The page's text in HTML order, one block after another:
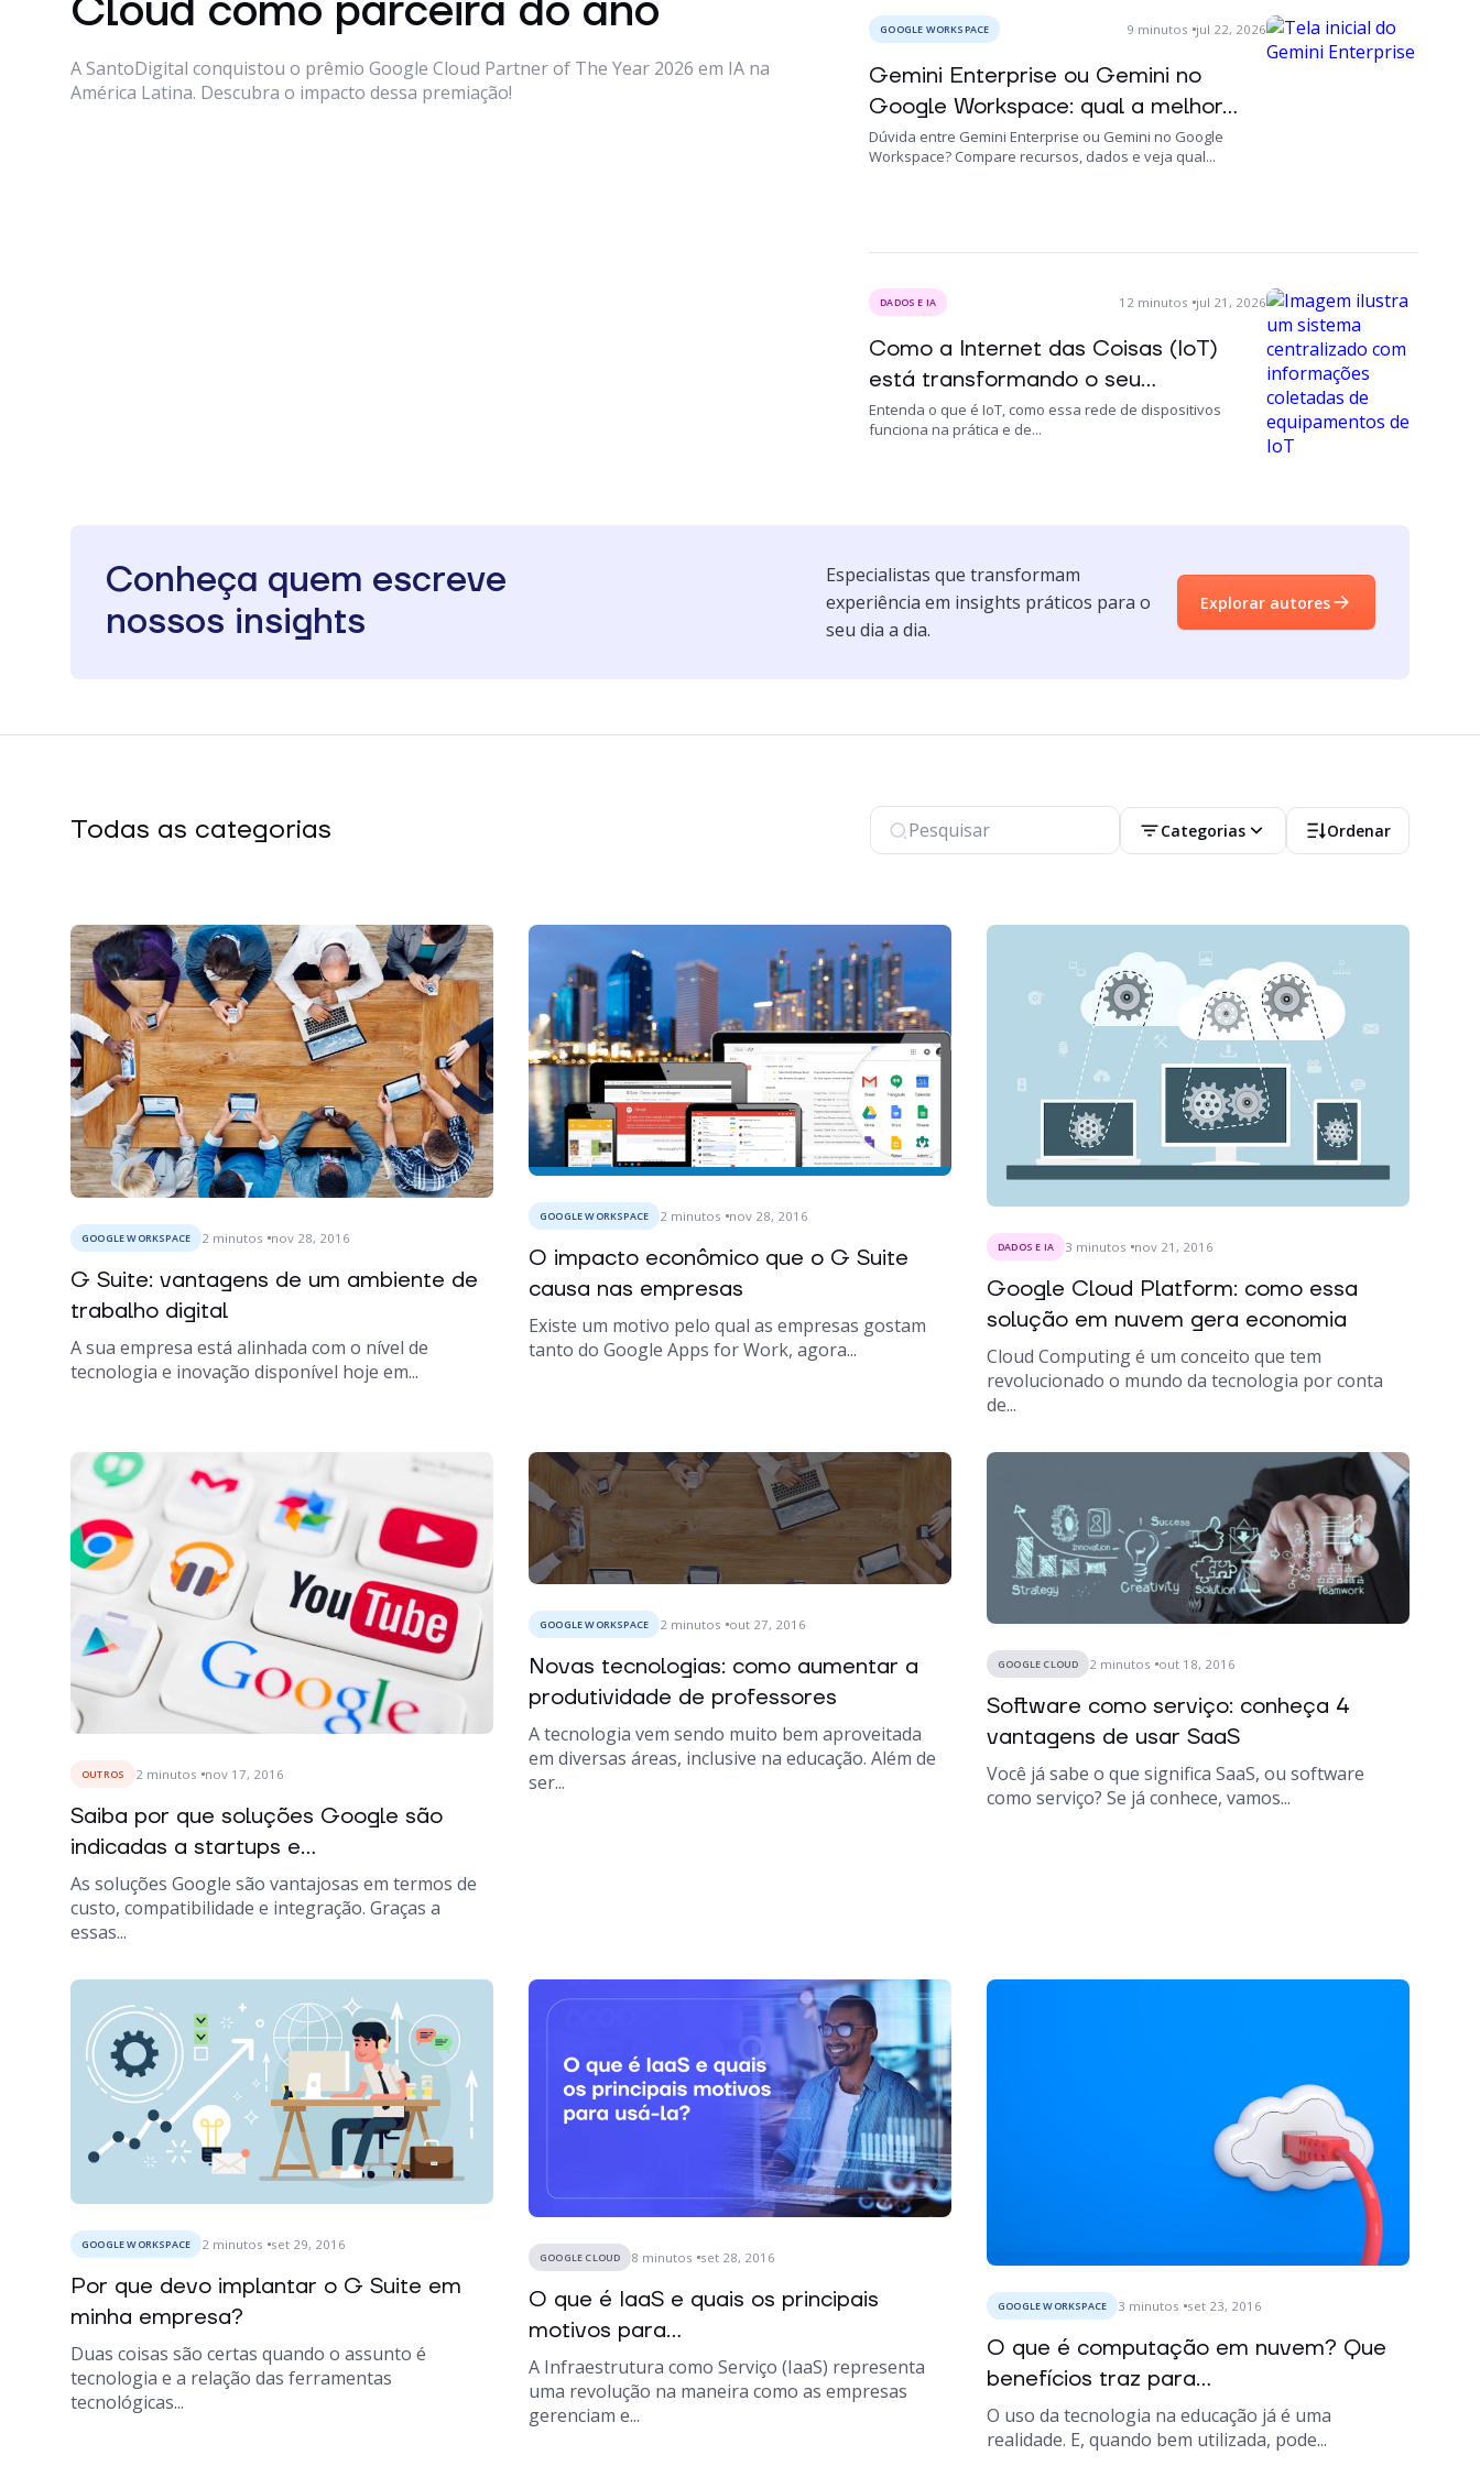
Cloud como parceira do ano
A SantoDigital conquistou o prêmio Google Cloud Partner of The Year 2026 em IA na
América Latina. Descubra o impacto dessa premiação!
GOOGLE WORKSPACE 9 minutos jul 22, 2026
Gemini Enterprise ou Gemini no
Google Workspace: qual a melhor...
Dúvida entre Gemini Enterprise ou Gemini no Google
Workspace? Compare recursos, dados e veja qual...
DADOS E IA 12 minutos jul 21, 2026
Como a Internet das Coisas (IoT)
está transformando o seu...
Entenda o que é IoT, como essa rede de dispositivos
funciona na prática e de...
Conheça quem escreve
nossos insights
Especialistas que transformam
experiência em insights práticos para o
seu dia a dia.
Explorar autores
Todas as categorias Categorias Ordenar
GOOGLE WORKSPACE 2 minutos nov 28, 2016
G Suite: vantagens de um ambiente de
trabalho digital
A sua empresa está alinhada com o nível de
tecnologia e inovação disponível hoje em...
GOOGLE WORKSPACE 2 minutos nov 28, 2016
O impacto econômico que o G Suite
causa nas empresas
Existe um motivo pelo qual as empresas gostam
tanto do Google Apps for Work, agora...
DADOS E IA 3 minutos nov 21, 2016
Google Cloud Platform: como essa
solução em nuvem gera economia
Cloud Computing é um conceito que tem
revolucionado o mundo da tecnologia por conta
de...
OUTROS 2 minutos nov 17, 2016
Saiba por que soluções Google são
indicadas a startups e...
As soluções Google são vantajosas em termos de
custo, compatibilidade e integração. Graças a
essas...
GOOGLE WORKSPACE 2 minutos out 27, 2016
Novas tecnologias: como aumentar a
produtividade de professores
A tecnologia vem sendo muito bem aproveitada
em diversas áreas, inclusive na educação. Além de
ser...
GOOGLE CLOUD 2 minutos out 18, 2016
Software como serviço: conheça 4
vantagens de usar SaaS
Você já sabe o que significa SaaS, ou software
como serviço? Se já conhece, vamos...
GOOGLE WORKSPACE 2 minutos set 29, 2016
Por que devo implantar o G Suite em
minha empresa?
Duas coisas são certas quando o assunto é
tecnologia e a relação das ferramentas
tecnológicas...
GOOGLE CLOUD 8 minutos set 28, 2016
O que é IaaS e quais os principais
motivos para...
A Infraestrutura como Serviço (IaaS) representa
uma revolução na maneira como as empresas
gerenciam e...
GOOGLE WORKSPACE 3 minutos set 23, 2016
O que é computação em nuvem? Que
benefícios traz para...
O uso da tecnologia na educação já é uma
realidade. E, quando bem utilizada, pode...